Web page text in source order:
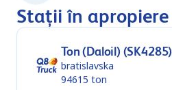
Stații în apropiere
Ton (Daloil) (SK4285)
bratislavska
94615 ton